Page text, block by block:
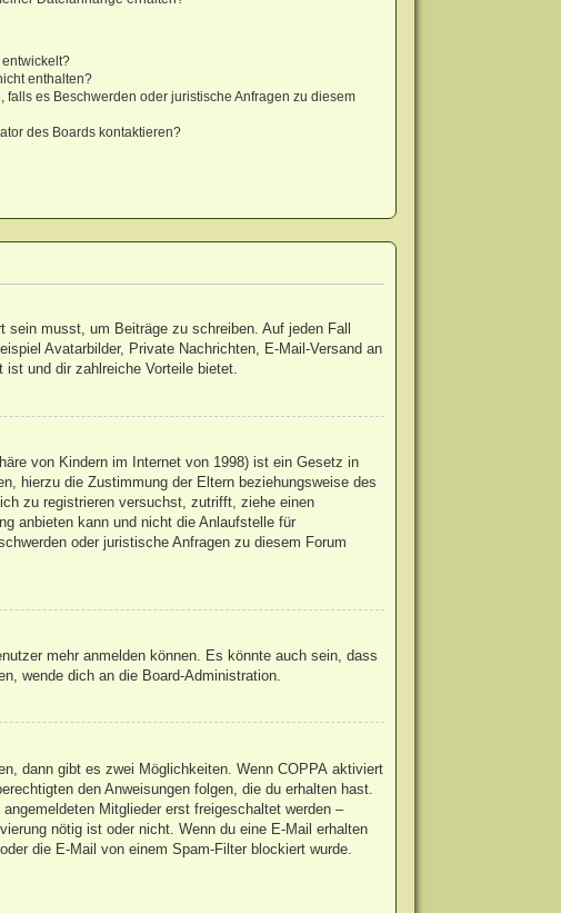
enthalten?
falls es Beschwerden oder juristische Anfragen zu diesem
des Boards kontaktieren?
musst, um Beiträge zu schreiben. Auf jeden Fall
Avatarbilder, Private Nachrichten, E-Mail-Versand an
ist und dir zahlreiche Vorteile bietet.
von Kindern im Internet von 1998) ist ein Gesetz in
hierzu die Zustimmung der Eltern beziehungsweise des
zu registrieren versuchst, zutrifft, ziehe einen
anbieten kann und nicht die Anlaufstelle für
oder juristische Anfragen zu diesem Forum
mehr anmelden können. Es könnte auch sein, dass
wende dich an die Board-Administration.
dann gibt es zwei Möglichkeiten. Wenn COPPA aktiviert
den Anweisungen folgen, die du erhalten hast.
Mitglieder erst freigeschaltet werden –
nötig ist oder nicht. Wenn du eine E-Mail erhalten
die E-Mail von einem Spam-Filter blockiert wurde.